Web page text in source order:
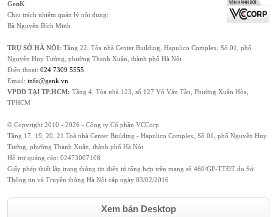
GenK
Chịu trách nhiệm quản lý nội dung:
Bà Nguyễn Bích Minh
TRỤ SỞ HÀ NỘI: Tầng 22, Tòa nhà Center Building, Hapulico Complex, Số 01, phố
Nguyễn Huy Tưởng, phường Thanh Xuân, thành phố Hà Nội
Điện thoại: 024 7309 5555.
Email: info@genk.vn
VPĐD TẠI TP.HCM: Tầng 4, Tòa nhà 123, số 127 Võ Văn Tần, Phường Xuân Hòa,
TPHCM
© Copyright 2010 - 2026 - Công ty Cổ phần VCCorp
Tầng 17, 19, 20, 21 Toà nhà Center Building - Hapulico Complex, Số 01, phố Nguyễn Huy
Tưởng, phường Thanh Xuân, thành phố Hà Nội
Hỗ trợ quảng cáo: 02473007108
Giấy phép thiết lập trang thông tin điện tử tổng hợp trên mạng số 460/GP-TTĐT do Sở
Thông tin và Truyền thông Hà Nội cấp ngày 03/02/2016
Xem bản Desktop